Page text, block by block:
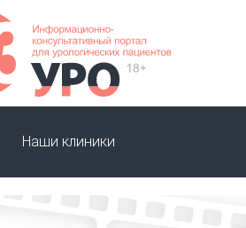
Наши клиники